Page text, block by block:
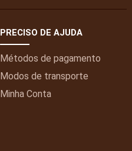
PRECISO DE AJUDA
Métodos de pagamento
Modos de transporte
Minha Conta